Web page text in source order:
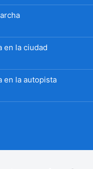
en la ciudad
en la autopista